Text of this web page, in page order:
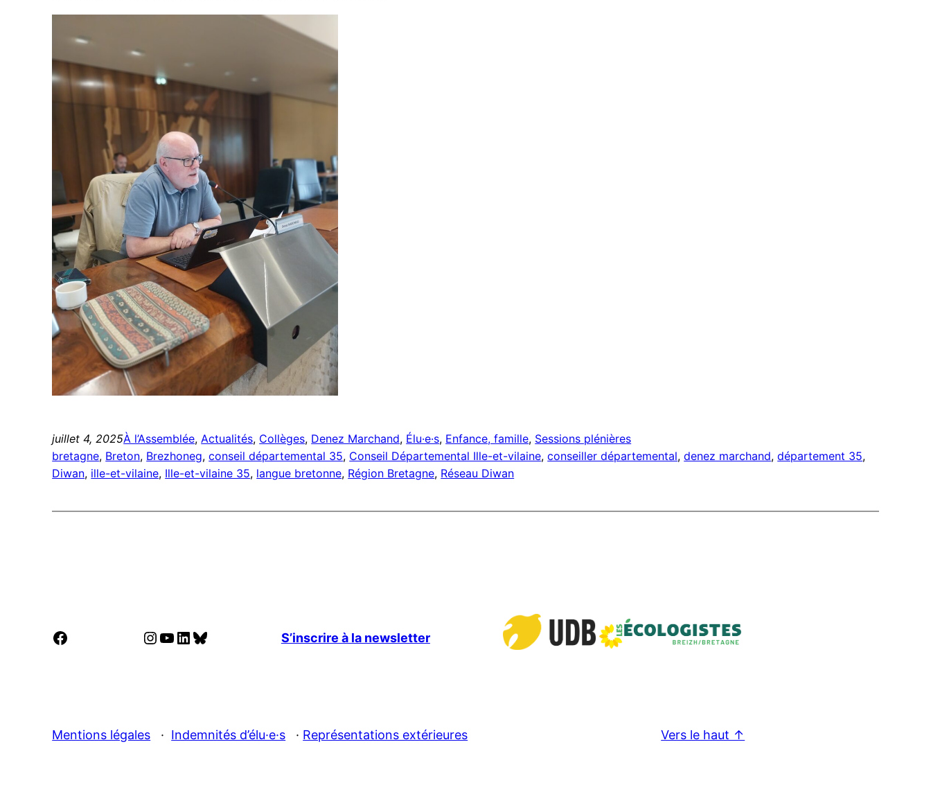
juillet 4, 2025À l’Assemblée, Actualités, Collèges, Denez Marchand, Élu·e·s, Enfance, famille, Sessions plénières
bretagne, Breton, Brezhoneg, conseil départemental 35, Conseil Départemental Ille-et-vilaine, conseiller départemental, denez marchand, département 35
Diwan, ille-et-vilaine, Ille-et-vilaine 35, langue bretonne, Région Bretagne, Réseau Diwan
Facebook Instagram
YouTube
LinkedIn
Bluesky S’inscrire à la newsletter
Mentions légales · Indemnités d’élu·e·s · Représentations extérieures Vers le haut ↑